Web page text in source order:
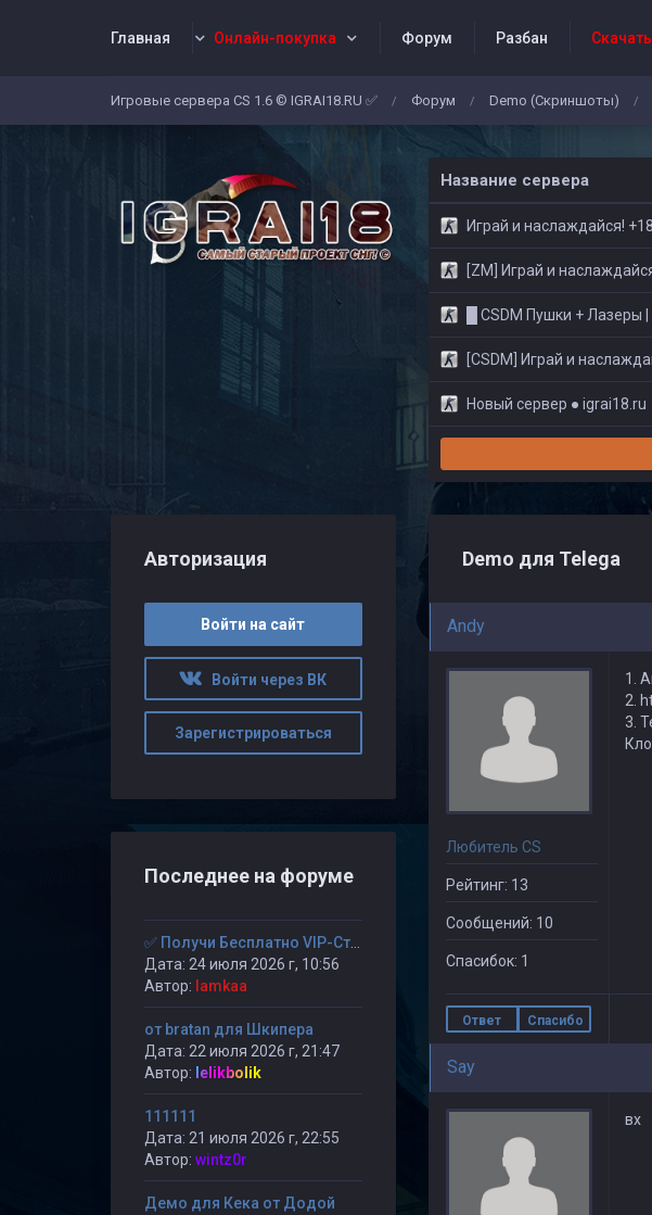
Главная Онлайн-покупка Форум Разбан
События проекта
Игровые сервера CS 1.6 © IGRAI18.RU ✅ / Форум / Demo (Скриншоты) /
Название сервера
Играй и наслаждайся! +18 ©
[ZM] Играй и наслаждайся! © Zombie
█ CSDM Пушки + Лазеры |
[CSDM] Играй и наслаждайся! ©
Новый сервер ● igrai18.ru
Demo для Telega
Andy
Любитель CS
Рейтинг: 13
Сообщений: 10
Спасибок: 1
1.
2.
3.
Ответ Спасибо
Say
вх
Авторизация
Войти на сайт
Войти через ВК
Зарегистрироваться
Последнее на форуме
Дата: 24 июля 2026 г, 10:56
Автор: lamkaa
от bratan для Шкипера
Дата: 22 июля 2026 г, 21:47
Автор: lelikbolik
111111
Дата: 21 июля 2026 г, 22:55
Автор: wintz0r
Демо для Кека от Додой